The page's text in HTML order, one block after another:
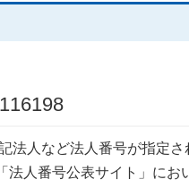
116198
法人など法人番号が指定さ
法人番号公表サイト」にお